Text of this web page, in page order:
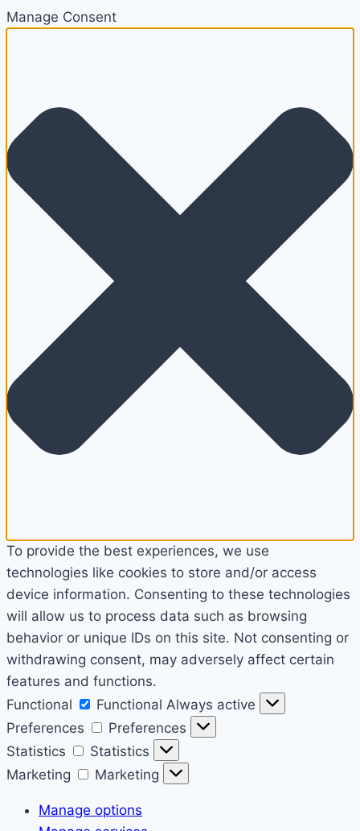
Manage Consent
To provide the best experiences, we use
technologies like cookies to store and/or access
device information. Consenting to these technologies
will allow us to process data such as browsing
behavior or unique IDs on this site. Not consenting or
withdrawing consent, may adversely affect certain
features and functions.
Functional
Functional Always active
Preferences
Preferences
Statistics
Statistics
Marketing
Marketing
Manage options